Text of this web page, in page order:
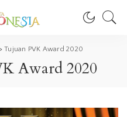
>Tujuan PVK Award 2020
Award 2020